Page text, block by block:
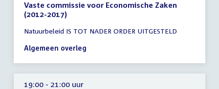
Vaste commissie voor Economische Zaken
(2012-2017)
vergadering
17:30
20:30
uur
Natuurbeleid IS TOT NADER ORDER UITGESTELD
Algemeen overleg
19:00 - 21:00 uur